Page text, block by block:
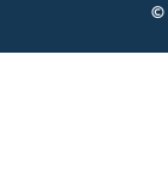
©